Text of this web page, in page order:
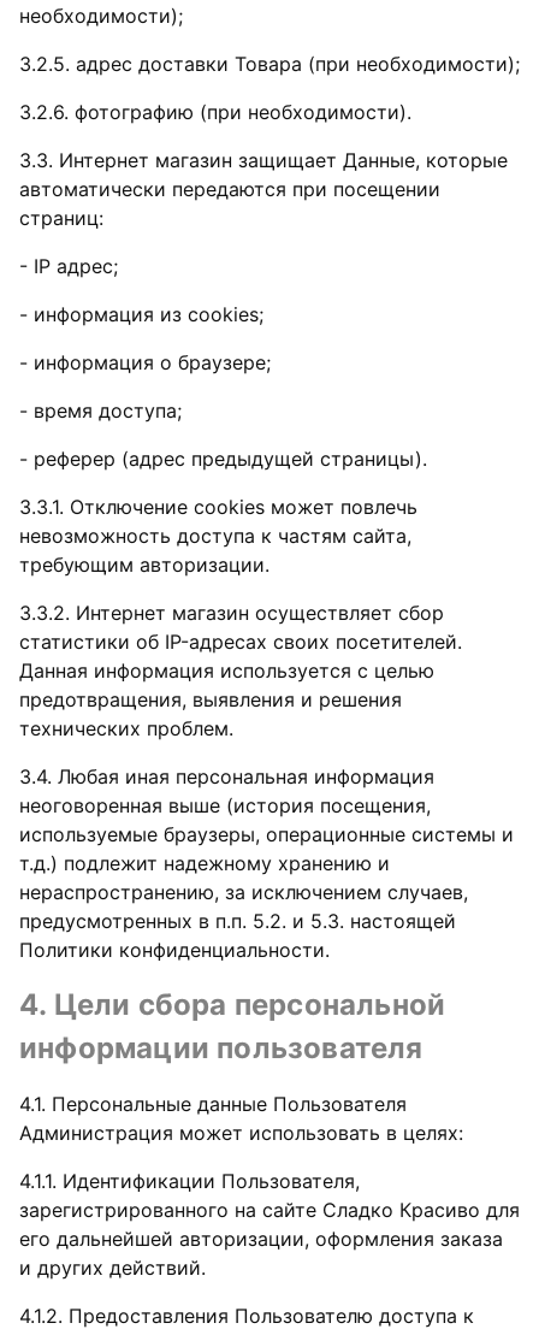
необходимости);
3.2.5. адрес доставки Товара (при необходимости);
3.2.6. фотографию (при необходимости).
3.3. Интернет магазин защищает Данные, которые
автоматически передаются при посещении
страниц:
- IP адрес;
- информация из cookies;
- информация о браузере;
- время доступа;
- реферер (адрес предыдущей страницы).
3.3.1. Отключение cookies может повлечь
невозможность доступа к частям сайта,
требующим авторизации.
3.3.2. Интернет магазин осуществляет сбор
статистики об IP-адресах своих посетителей.
Данная информация используется с целью
предотвращения, выявления и решения
технических проблем.
3.4. Любая иная персональная информация
неоговоренная выше (история посещения,
используемые браузеры, операционные системы и
т.д.) подлежит надежному хранению и
нераспространению, за исключением случаев,
предусмотренных в п.п. 5.2. и 5.3. настоящей
Политики конфиденциальности.
4. Цели сбора персональной
информации пользователя
4.1. Персональные данные Пользователя
Администрация может использовать в целях:
4.1.1. Идентификации Пользователя,
зарегистрированного на сайте Сладко Красиво для
его дальнейшей авторизации, оформления заказа
и других действий.
4.1.2. Предоставления Пользователю доступа к